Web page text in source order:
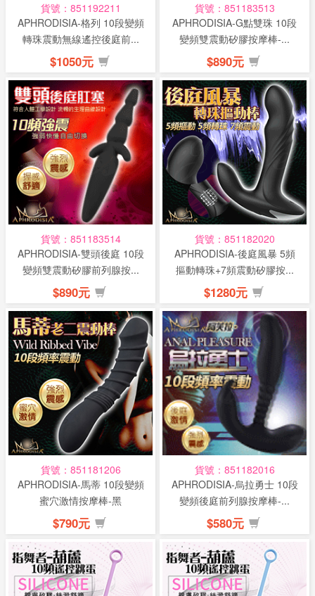
貨號：851192211
APHRODISIA-格列 10段變頻
轉珠震動無線遙控後庭前...
$1050元
貨號：851183513
APHRODISIA-G點雙珠 10段
變頻雙震動矽膠按摩棒-...
$890元
貨號：851183514
APHRODISIA-雙頭後庭 10段
變頻雙震動矽膠前列腺按...
$890元
貨號：851182020
APHRODISIA-後庭風暴 5頻
摳動轉珠+7頻震動矽膠按...
$1280元
貨號：851181206
APHRODISIA-馬蒂 10段變頻
蜜穴激情按摩棒-黑
$790元
貨號：851182016
APHRODISIA-烏拉勇士 10段
變頻後庭前列腺按摩棒-...
$580元